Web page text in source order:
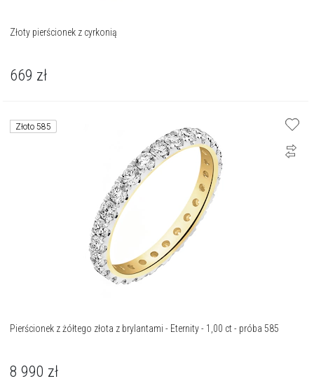
Złoty pierścionek z cyrkonią
669 zł
Złoto 585
Pierścionek z żółtego złota z brylantami - Eternity - 1,00 ct - próba 585
8 990 zł